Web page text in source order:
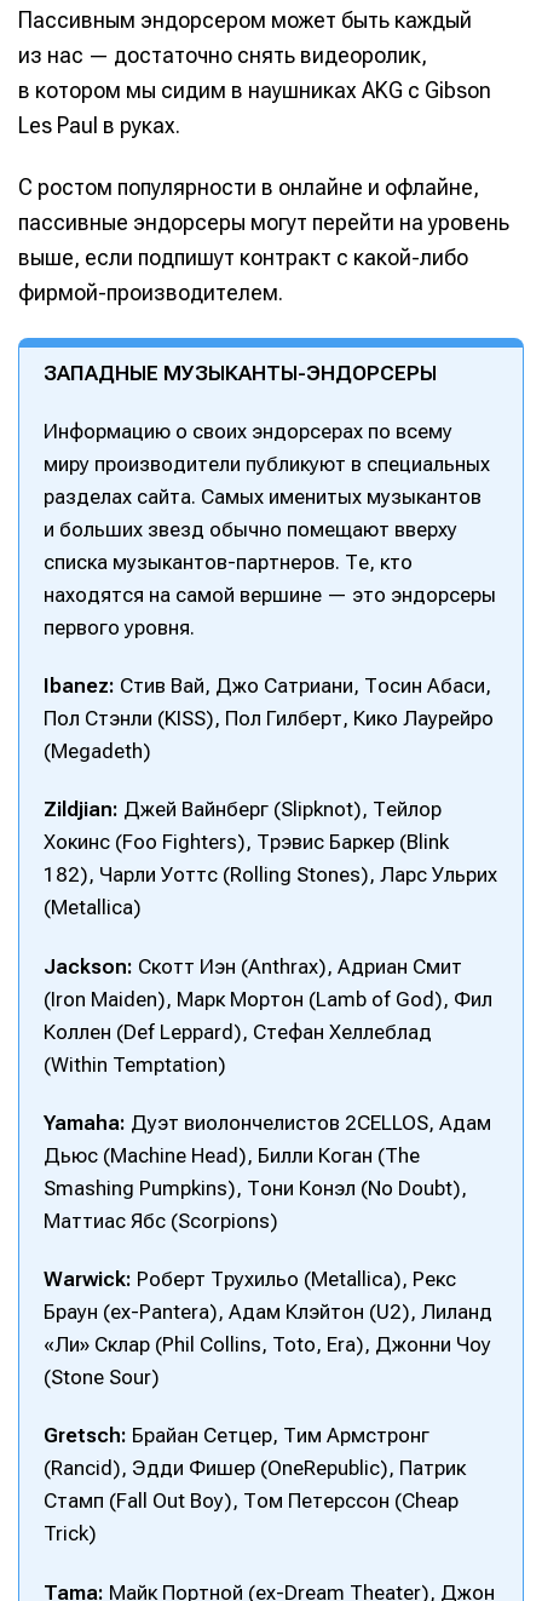
Вы сможете общаться в комментариях,
добавлять материалы в избранное и пользоваться
всеми возможностями сайта.
почта
Я не робот
Вы сможете общаться в комментариях,
добавлять материалы в избранное и пользоваться
всеми возможностями сайта.
почта
Я не робот
Вы сможете общаться в комментариях,
добавлять материалы в избранное и пользоваться
всеми возможностями сайта.
почта
Я не робот
Написание
Исполнение
Продакшн
Инструменты
Софт
Индустрия
🎙️ Подкаст Миксер
📖 Источники информации
Скоро тут что-то будет
🎁 Бесплатные VST
✨ Разбираемся в
эффектах
❤️‍🔥 Лучшие VST
Предложить новость
Вы сможете общаться в комментариях,
добавлять материалы в избранное и пользоваться
всеми возможностями сайта.
почта
Я не робот
Написание
Исполнение
Продакшн
Инструменты
Софт
Индустрия
🎙️ Подкаст Миксер
📖 Источники информации
Скоро тут что-то будет
🎁 Бесплатные VST
✨ Разбираемся в
эффектах
❤️‍🔥 Лучшие VST
Предложить новость
Пассивным эндорсером может быть каждый
из нас — достаточно снять видеоролик,
в котором мы сидим в наушниках AKG с Gibson
Les Paul в руках.
С ростом популярности в онлайне и офлайне,
пассивные эндорсеры могут перейти на уровень
выше, если подпишут контракт с какой-либо
фирмой-производителем.
ЗАПАДНЫЕ МУЗЫКАНТЫ-ЭНДОРСЕРЫ
Информацию о своих эндорсерах по всему
миру производители публикуют в специальных
разделах сайта. Самых именитых музыкантов
и больших звезд обычно помещают вверху
списка музыкантов-партнеров. Те, кто
находятся на самой вершине — это эндорсеры
первого уровня.
Ibanez: Стив Вай, Джо Сатриани, Тосин Абаси,
Пол Стэнли (KISS), Пол Гилберт, Кико Лаурейро
(Megadeth)
Zildjian: Джей Вайнберг (Slipknot), Тейлор
Хокинс (Foo Fighters), Трэвис Баркер (Blink
182), Чарли Уоттс (Rolling Stones), Ларс Ульрих
(Metallica)
Jackson: Скотт Иэн (Anthrax), Адриан Смит
(Iron Maiden), Марк Мортон (Lamb of God), Фил
Коллен (Def Leppard), Стефан Хеллеблад
(Within Temptation)
Yamaha: Дуэт виолончелистов 2CELLOS, Адам
Дьюс (Machine Head), Билли Коган (The
Smashing Pumpkins), Тони Конэл (No Doubt),
Маттиас Ябс (Scorpions)
Warwick: Роберт Трухильо (Metallica), Рекс
Браун (ex-Pantera), Адам Клэйтон (U2), Лиланд
«Ли» Склар (Phil Collins, Toto, Era), Джонни Чоу
(Stone Sour)
Gretsch: Брайан Сетцер, Тим Армстронг
(Rancid), Эдди Фишер (OneRepublic), Патрик
Стамп (Fall Out Boy), Том Петерссон (Cheap
Trick)
Tama: Майк Портной (ex-Dream Theater), Джон